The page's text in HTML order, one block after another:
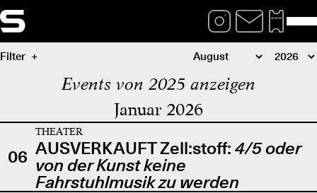
Filter
Events von 2025 anzeigen
Januar 2026
06
THEATER
AUSVERKAUFT Zell:stoff: 4/5 oder
von der Kunst keine
Fahrstuhlmusik zu werden